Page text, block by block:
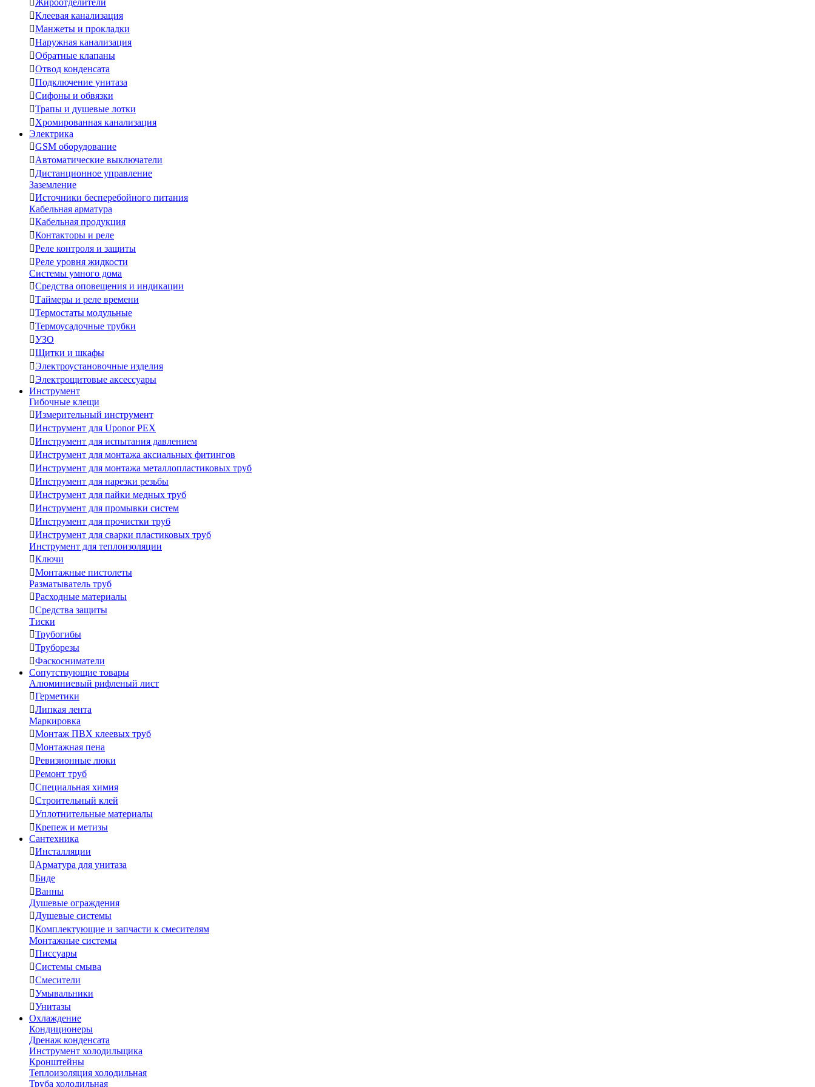
Жироотделители
Клеевая канализация
Манжеты и прокладки
Наружная канализация
Обратные клапаны
Отвод конденсата
Подключение унитаза
Сифоны и обвязки
Трапы и душевые лотки
Хромированная канализация
Электрика
GSM оборудование
Автоматические выключатели
Дистанционное управление
Заземление
Источники бесперебойного питания
Кабельная арматура
Кабельная продукция
Контакторы и реле
Реле контроля и защиты
Реле уровня жидкости
Системы умного дома
Средства оповещения и индикации
Таймеры и реле времени
Термостаты модульные
Термоусадочные трубки
УЗО
Щитки и шкафы
Электроустановочные изделия
Электрощитовые аксессуары
Инструмент
Гибочные клещи
Измерительный инструмент
Инструмент для Uponor PEX
Инструмент для испытания давлением
Инструмент для монтажа аксиальных фитингов
Инструмент для монтажа металлопластиковых труб
Инструмент для нарезки резьбы
Инструмент для пайки медных труб
Инструмент для промывки систем
Инструмент для прочистки труб
Инструмент для сварки пластиковых труб
Инструмент для теплоизоляции
Ключи
Монтажные пистолеты
Разматыватель труб
Расходные материалы
Средства защиты
Тиски
Трубогибы
Труборезы
Фаскосниматели
Сопутствующие товары
Алюминиевый рифленый лист
Герметики
Липкая лента
Маркировка
Монтаж ПВХ клеевых труб
Монтажная пена
Ревизионные люки
Ремонт труб
Специальная химия
Строительный клей
Уплотнительные материалы
Крепеж и метизы
Сантехника
Инсталляции
Арматура для унитаза
Биде
Ванны
Душевые ограждения
Душевые системы
Комплектующие и запчасти к смесителям
Монтажные системы
Писсуары
Системы смыва
Смесители
Умывальники
Унитазы
Охлаждение
Кондиционеры
Дренаж конденсата
Инструмент холодильщика
Кронштейны
Теплоизоляция холодильная
Труба холодильная